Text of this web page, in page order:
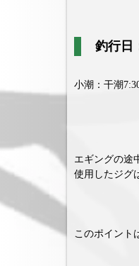
釣行日
小潮：干潮
エギングの途
使用したジグ
このポイント